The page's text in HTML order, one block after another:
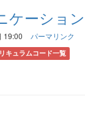
ケーショ
19:00 パーマリンク
キュラムコード一覧